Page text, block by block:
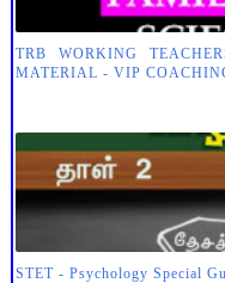
TRB WORKING
MATERIAL - VIP
STET - Psychology Special